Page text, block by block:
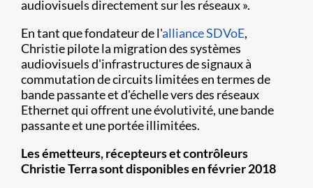
audiovisuels directement sur les réseaux ».
En tant que fondateur de l'alliance SDVoE,
Christie pilote la migration des systèmes
audiovisuels d'infrastructures de signaux à
commutation de circuits limitées en termes de
bande passante et d'échelle vers des réseaux
Ethernet qui offrent une évolutivité, une bande
passante et une portée illimitées.
Les émetteurs, récepteurs et contrôleurs
Christie Terra sont disponibles en février 2018